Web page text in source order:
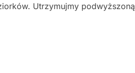
Utrzymujmy podwyższoną